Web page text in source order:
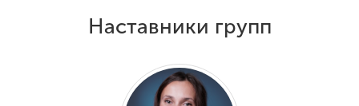
Об университете
Наставники групп